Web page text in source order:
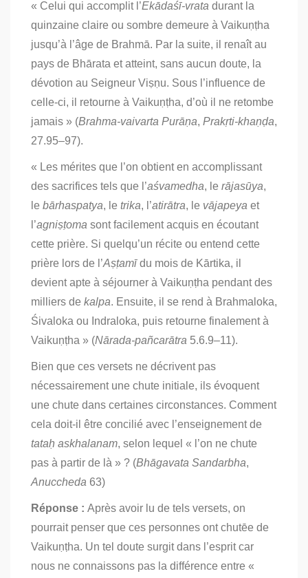
« Celui qui accomplit l’Ekādaśī-vrata durant la
quinzaine claire ou sombre demeure à Vaikuṇṭha
jusqu’à l’âge de Brahmā. Par la suite, il renaît au
pays de Bhārata et atteint, sans aucun doute, la
dévotion au Seigneur Viṣṇu. Sous l’influence de
celle-ci, il retourne à Vaikuṇṭha, d’où il ne retombe
jamais » (Brahma-vaivarta Purāṇa, Prakṛti-khaṇḍa,
27.95–97).
« Les mérites que l’on obtient en accomplissant
des sacrifices tels que l’aśvamedha, le rājasūya,
le bārhaspatya, le trika, l’atirātra, le vājapeya et
l’agniṣṭoma sont facilement acquis en écoutant
cette prière. Si quelqu’un récite ou entend cette
prière lors de l’Aṣṭamīdu mois de Kārtika, il
devient apte à séjourner à Vaikuṇṭha pendant des
milliers de kalpa. Ensuite, il se rend à Brahmaloka,
Śivaloka ou Indraloka, puis retourne finalement à
Vaikuṇṭha » (Nārada-pañcarātra 5.6.9–11).
Bien que ces versets ne décrivent pas
nécessairement une chute initiale, ils évoquent
une chute dans certaines circonstances. Comment
cela doit-il être concilié avec l’enseignement de
tataḥ askhalanam, selon lequel « l’on ne chute
pas à partir de là » ? (Bhāgavata Sandarbha,
Anuccheda 63)
Réponse : Après avoir lu de tels versets, on
pourrait penser que ces personnes ont chutēe de
Vaikuṇṭha. Un tel doute surgit dans l’esprit car
nous ne connaissons pas la différence entre «